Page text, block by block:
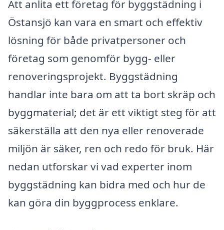
Att anlita ett företag för byggstädning i
Östansjö kan vara en smart och effektiv
lösning för både privatpersoner och
företag som genomför bygg- eller
renoveringsprojekt. Byggstädning
handlar inte bara om att ta bort skräp och
byggmaterial; det är ett viktigt steg för att
säkerställa att den nya eller renoverade
miljön är säker, ren och redo för bruk. Här
nedan utforskar vi vad experter inom
byggstädning kan bidra med och hur de
kan göra din byggprocess enklare.